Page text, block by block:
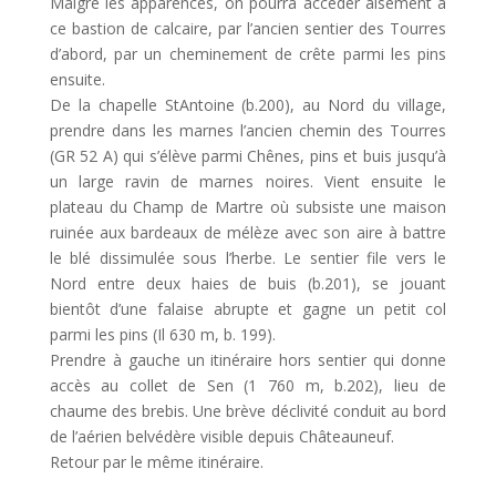
ce bastion de calcaire, par l’ancien sentier des Tourres
d’abord, par un cheminement de crête parmi les pins
ensuite.
De la chapelle StAntoine (b.200), au Nord du village,
prendre dans les marnes l’ancien chemin des Tourres
(GR 52 A) qui s’élève parmi Chênes, pins et buis jusqu’à
un large ravin de marnes noires. Vient ensuite le
plateau du Champ de Martre où subsiste une maison
ruinée aux bardeaux de mélèze avec son aire à battre
le blé dissimulée sous l’herbe. Le sentier file vers le
Nord entre deux haies de buis (b.201), se jouant
bientôt d’une falaise abrupte et gagne un petit col
parmi les pins (Il 630 m, b. 199).
Prendre à gauche un itinéraire hors sentier qui donne
accès au collet de Sen (1 760 m, b.202), lieu de
chaume des brebis. Une brève déclivité conduit au bord
de l’aérien belvédère visible depuis Châteauneuf.
Retour par le même itinéraire.